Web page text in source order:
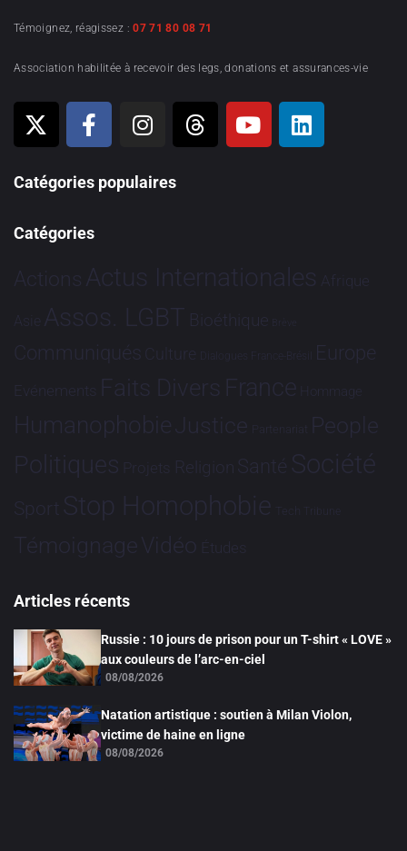
Témoignez, réagissez :07 71 80 08 71
Association habilitée à recevoir des legs, donations et assurances-vie
Catégories populaires
Catégories
Actions Actus Internationales Afrique
Asie Assos. LGBT Bioéthique Brève
Communiqués Culture Dialogues France-Brésil Europe
Evénements Faits Divers France Hommage
HumanophobieJustice Partenariat People
Politiques Projets Religion Santé Société
Sport Stop Homophobie Tech Tribune
TémoignageVidéo Études
Articles récents
Russie : 10 jours de prison pour un T-shirt « LOVE »
aux couleurs de l’arc-en-ciel
08/08/2026
Natation artistique : soutien à Milan Violon,
victime de haine en ligne
08/08/2026